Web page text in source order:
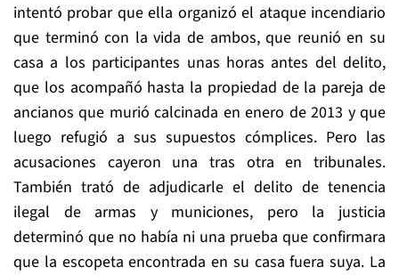
intentó probar que ella organizó el ataque incendiario
que terminó con la vida de ambos, que reunió en su
casa a los participantes unas horas antes del delito,
que los acompañó hasta la propiedad de la pareja de
ancianos que murió calcinada en enero de 2013 y que
luego refugió a sus supuestos cómplices. Pero las
acusaciones cayeron una tras otra en tribunales.
También trató de adjudicarle el delito de tenencia
ilegal de armas y municiones, pero la justicia
determinó que no había ni una prueba que confirmara
que la escopeta encontrada en su casa fuera suya. La